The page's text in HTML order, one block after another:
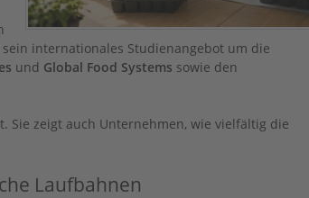
internationales Studienangebot um die
und Global Food Systems sowie den
zeigt auch Unternehmen, wie vielfältig die
Laufbahnen